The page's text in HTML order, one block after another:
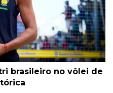
brasileiro no vôlei de